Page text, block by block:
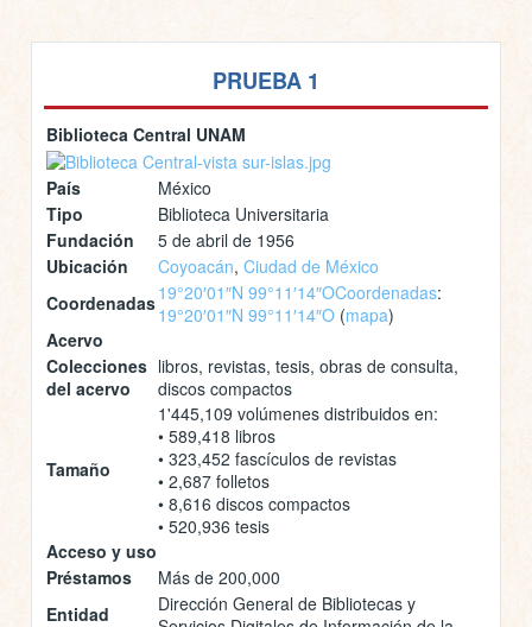
PRUEBA 1
Biblioteca Central UNAM
País
México
Tipo
Biblioteca Universitaria
Fundación
5 de abril de 1956
Ubicación
Coyoacán, Ciudad de México
Coordenadas19°20′01″N 99°11′14″OCoordenadas:
19°20′01″N 99°11′14″O (mapa)
Acervo
Colecciones
del acervo
libros, revistas, tesis, obras de consulta,
discos compactos
Tamaño
1'445,109 volúmenes distribuidos en:
• 589,418 libros
• 323,452 fascículos de revistas
• 2,687 folletos
• 8,616 discos compactos
• 520,936 tesis
Acceso y uso
Préstamos
Más de 200,000
Entidad
Dirección General de Bibliotecas y